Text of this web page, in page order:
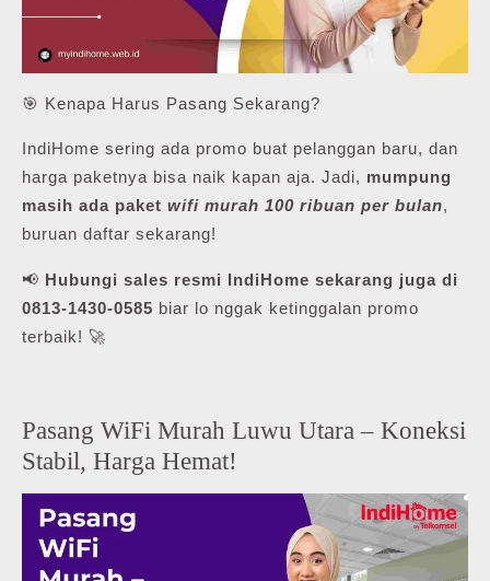
🎯 Kenapa Harus Pasang Sekarang?
IndiHome sering ada promo buat pelanggan baru, dan
harga paketnya bisa naik kapan aja. Jadi, mumpung
masih ada paket wifi murah 100 ribuan per bulan,
buruan daftar sekarang!
📢 Hubungi sales resmi IndiHome sekarang juga di
0813-1430-0585 biar lo nggak ketinggalan promo
terbaik! 🚀
Pasang WiFi Murah Luwu Utara – Koneksi
Stabil, Harga Hemat!